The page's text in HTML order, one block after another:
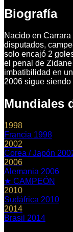
Biografía
Nacido en
disputados,
solo encajó 2
el penal de
imbatibilidad en
2006 sigue
Mundiales
1998
Francia 1998
2002
Corea / Japón
2006
Alemania 2006
★ CAMPEÓN
2010
Sudáfrica 2010
2014
Brasil 2014